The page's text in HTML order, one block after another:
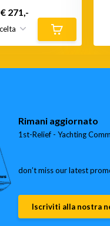
€ 271,-
Rimani aggiornato
1st-Relief - Yachting
don’t miss our latest
Iscriviti alla nostra